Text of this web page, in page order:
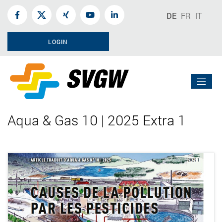
DE FR IT
LOGIN
Aqua & Gas 10 | 2025 Extra 1